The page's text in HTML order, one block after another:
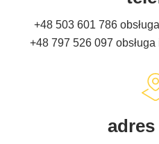
+48 503 601 786
+48 797 526 097